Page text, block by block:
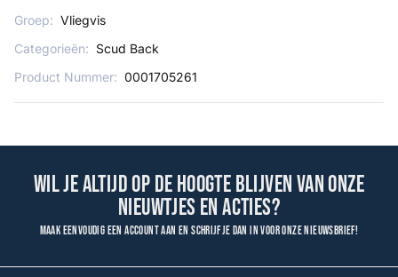
Groep: Vliegvis
Categorieën: Scud Back
Product Nummer: 0001705261
Wil je altijd op de hoogte blijven van onze
nieuwtjes en acties?
Maak eenvoudig een account aan en schrijf je dan in voor onze nieuwsbrief!